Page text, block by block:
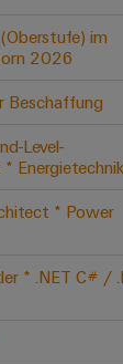
im
2026
Beschaffung
Level-
Energietechnik
* Power
* .NET C# /